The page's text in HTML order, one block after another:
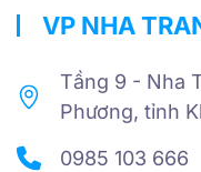
VP NHA
Tầng 9 - Nha
Phương, tỉnh
0985 103 666